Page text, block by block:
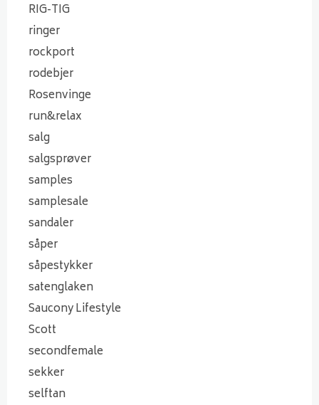
RIG-TIG
ringer
rockport
rodebjer
Rosenvinge
run&relax
salg
salgsprøver
samples
samplesale
sandaler
såper
såpestykker
satenglaken
Saucony Lifestyle
Scott
secondfemale
sekker
selftan